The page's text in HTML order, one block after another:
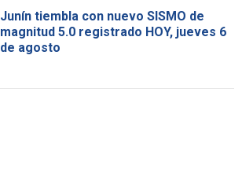
Junín tiembla con nuevo SISMO de
magnitud 5.0 registrado HOY, jueves 6
de agosto